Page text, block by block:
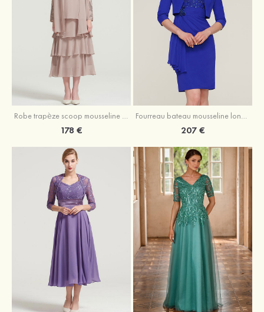
Robe trapèze scoop mousseline longueur mollet robe de mère de la mariée avec appliqué volants veste
178 €
Fourreau bateau mousseline longueur genou robe de mère de la mariée avec appliqué perle plissé veste
207 €